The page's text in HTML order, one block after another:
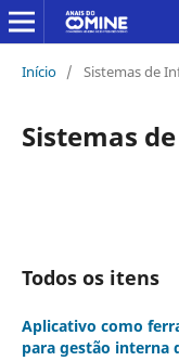
Início / Sistemas de
Sistemas
Todos os itens
Aplicativo como
para gestão interna